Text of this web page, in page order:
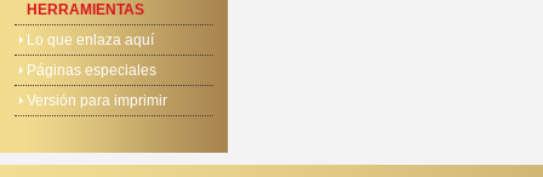
HERRAMIENTAS
Lo que enlaza aquí
Páginas especiales
Versión para imprimir